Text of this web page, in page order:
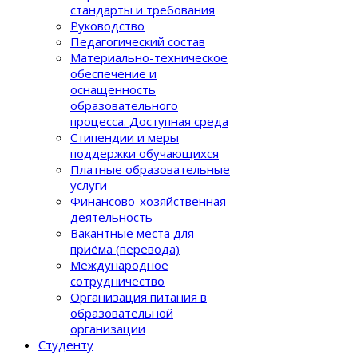
стандарты и требования
Руководство
Педагогический состав
Материально-техническое
обеспечение и
оснащенность
образовательного
процеcса. Доступная среда
Стипендии и меры
поддержки обучающихся
Платные образовательные
услуги
Финансово-хозяйственная
деятельность
Вакантные места для
приёма (перевода)
Международное
сотрудничество
Организация питания в
образовательной
организации
Студенту